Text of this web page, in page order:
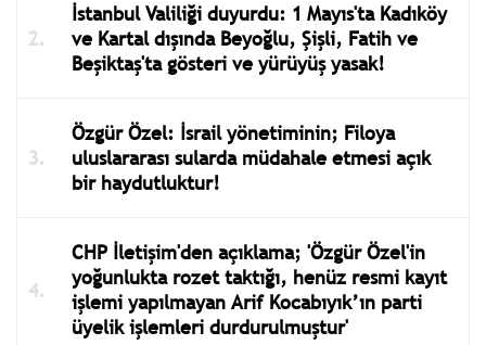
İstanbul Valiliği duyurdu: 1 Mayıs'ta Kadıköy
ve Kartal dışında Beyoğlu, Şişli, Fatih ve
Beşiktaş'ta gösteri ve yürüyüş yasak!
Özgür Özel: İsrail yönetiminin; Filoya
uluslararası sularda müdahale etmesi açık
bir haydutluktur!
CHP İletişim'den açıklama; 'Özgür Özel'in
yoğunlukta rozet taktığı, henüz resmi kayıt
işlemi yapılmayan Arif Kocabıyık’ın parti
üyelik işlemleri durdurulmuştur'